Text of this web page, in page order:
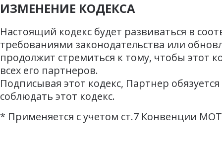
ИЗМЕНЕНИЕ КОДЕКСА
Настоящий кодекс будет развиваться в
требованиями законодательства или
продолжит стремиться к тому, чтобы этот
всех его партнеров.
Подписывая этот кодекс, Партнер
соблюдать этот кодекс.
* Применяется с учетом ст.7 Конвенции